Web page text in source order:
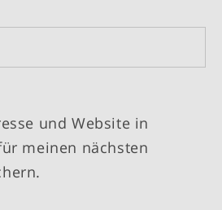
und Website in
meinen nächsten